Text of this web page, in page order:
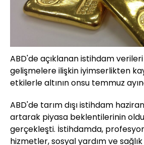
ABD'de açıklanan istihdam
gelişmelere ilişkin iyimserlikten
etkilerle altının onsu temmuz
ABD'de tarım dışı istihdam
artarak piyasa beklentilerinin
gerçekleşti. İstihdamda,
hizmetler, sosyal yardım ve